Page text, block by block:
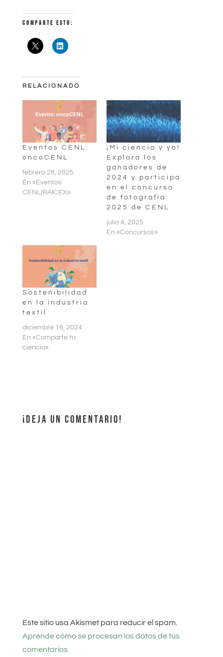
COMPARTE ESTO:
RELACIONADO
Eventos CENL:
oncoCENL
febrero 28, 2025
En «Eventos
CENL/RAICEX»
¡Mi ciencia y yo!
Explora los
ganadores de
2024 y participa
en el concurso
de fotografía
2025 de CENL
julio 4, 2025
En «Concursos»
Sostenibilidad
en la industria
textil
diciembre 16, 2024
En «Comparte tu
ciencia»
¡DEJA UN COMENTARIO!
Este sitio usa Akismet para reducir el spam.
Aprende cómo se procesan los datos de tus
comentarios.